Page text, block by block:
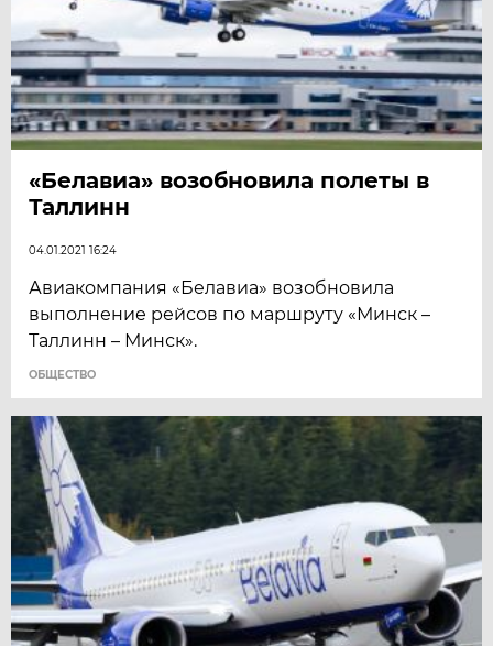
«Белавиа» возобновила полеты в
Таллинн
04.01.2021 16:24
Авиакомпания «Белавиа» возобновила
выполнение рейсов по маршруту «Минск –
Таллинн – Минск».
ОБЩЕСТВО